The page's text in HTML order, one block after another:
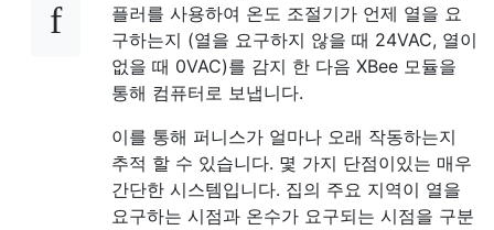
플러를 사용하여 온도 조절기가 언제 열을 요
구하는지 (열을 요구하지 않을 때 24VAC, 열이
없을 때 0VAC)를 감지 한 다음 XBee 모듈을
통해 컴퓨터로 보냅니다.
이를 통해 퍼니스가 얼마나 오래 작동하는지
추적 할 수 있습니다. 몇 가지 단점이있는 매우
간단한 시스템입니다. 집의 주요 지역이 열을
요구하는 시점과 온수가 요구되는 시점을 구분